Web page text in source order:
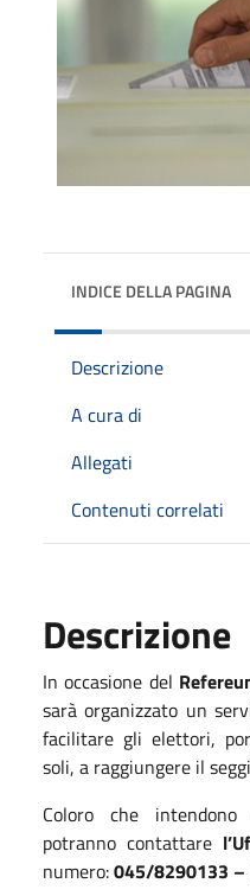
INDICE DELLA PAGINA
Descrizione
A cura di
Allegati
Contenuti correlati
Descrizione
In occasione del
sarà organizzato un
facilitare gli elettori,
soli, a raggiungere il
Coloro che
potranno contattare
numero:045/8290133 –